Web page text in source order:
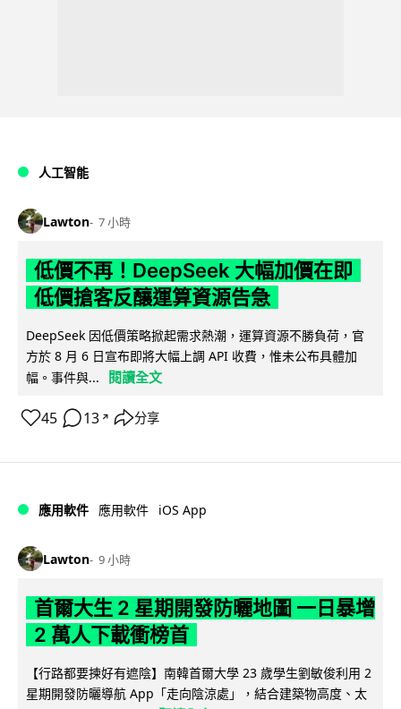
人工智能
Lawton 7 小時
低價不再！DeepSeek 大幅加價在即
低價搶客反釀運算資源告急
DeepSeek 因低價策略掀起需求熱潮，運算資源不勝負荷，官
方於 8 月 6 日宣布即將大幅上調 API 收費，惟未公布具體加
幅。事件與...
閱讀全文
45 13 ↗ 分享
應用軟件 應用軟件 iOS App
Lawton 9 小時
首爾大生 2 星期開發防曬地圖 一日暴增
2 萬人下載衝榜首
【行路都要揀好有遮陰】南韓首爾大學 23 歲學生劉敏俊利用 2
星期開發防曬導航 App「走向陰涼處」，結合建築物高度、太